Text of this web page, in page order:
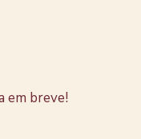
em breve!